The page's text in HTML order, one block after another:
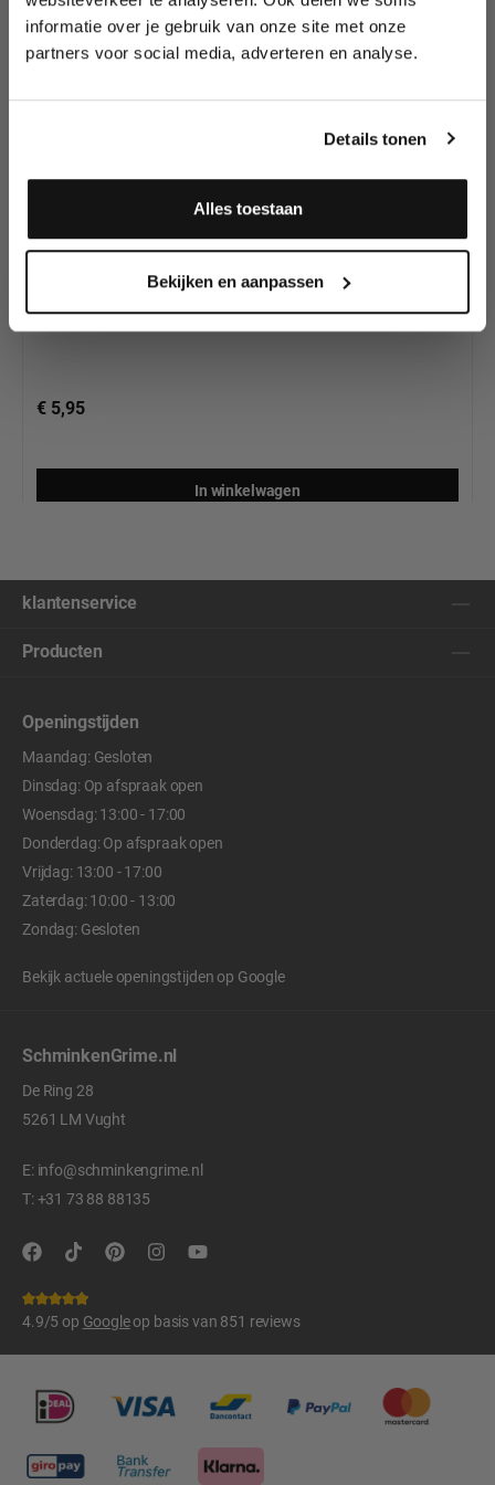
informatie over je gebruik van onze site met onze
partners voor social media, adverteren en analyse.
Details tonen
Alles toestaan
Bekijken en aanpassen
Superstar
€ 5,95
In winkelwagen
klantenservice
Producten
Openingstijden
Maandag: Gesloten
Dinsdag: Op afspraak open
Woensdag: 13:00 - 17:00
Donderdag: Op afspraak open
Vrijdag: 13:00 - 17:00
Zaterdag: 10:00 - 13:00
Zondag: Gesloten
Bekijk actuele openingstijden op Google
SchminkenGrime.nl
De Ring 28
5261 LM Vught
E: info@schminkengrime.nl
T:+31 73 88 88135
4.9/5 op Googleop basis van 851 reviews
wedstrijden en meer.
Meld je aan en ontvang direct
Ja, ik meld me aan